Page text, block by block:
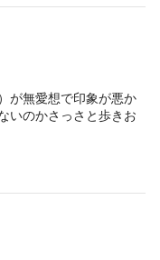
が無愛想で印象が悪か
いのかさっさと歩きお